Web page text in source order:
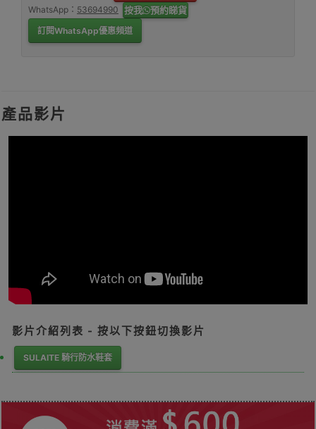
WhatsApp： 53694990 按我 預約睇貨
訂閱WhatsApp優惠頻道
產品影片
影片介紹列表 - 按以下按鈕切換影片
SULAITE 騎行防水鞋套